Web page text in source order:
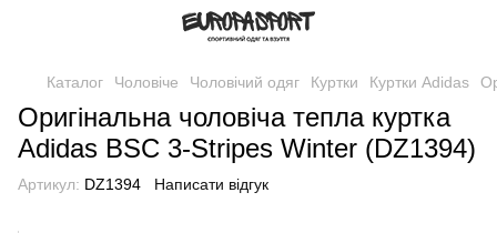
Каталог Чоловіче Чоловічий одяг Куртки Куртки Adidas
Оригінальна чоловіча тепла куртка
Adidas BSC 3-Stripes Winter (DZ1394)
Артикул: DZ1394 Написати відгук